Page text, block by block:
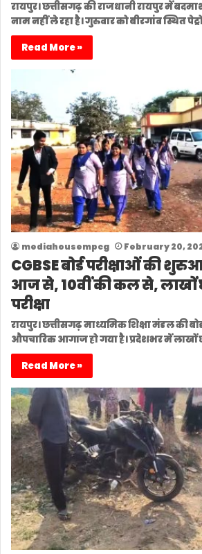
रायपुर। छत्तीसगढ़ की राजधानी रायपुर में
नाम नहीं ले रहा है। गुरुवार को बीरगांव स्थित
Read More »
mediahousempcg February 20,
CGBSE बोर्ड परीक्षाओं की
आज से, 10वीं की कल से, लाखों
परीक्षा
रायपुर। छत्तीसगढ़ माध्यमिक शिक्षा मंडल की
औपचारिक आगाज हो गया है। प्रदेशभर में लाखों
Read More »